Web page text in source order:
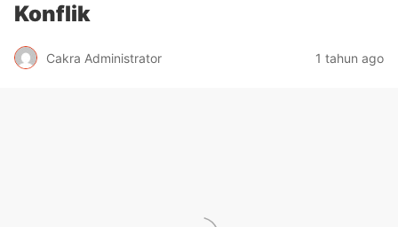
Konflik
Cakra Administrator 1 tahun ago